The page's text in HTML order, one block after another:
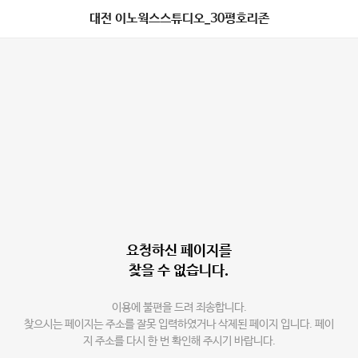
대전 이노웍스스튜디오_30평호리존
요청하신 페이지를
찾을 수 없습니다.
이용에 불편을 드려 죄송합니다.
찾으시는 페이지는 주소를 잘못 입력하였거나 삭제된 페이지 입니다. 페이
지 주소를 다시 한 번 확인해 주시기 바랍니다.